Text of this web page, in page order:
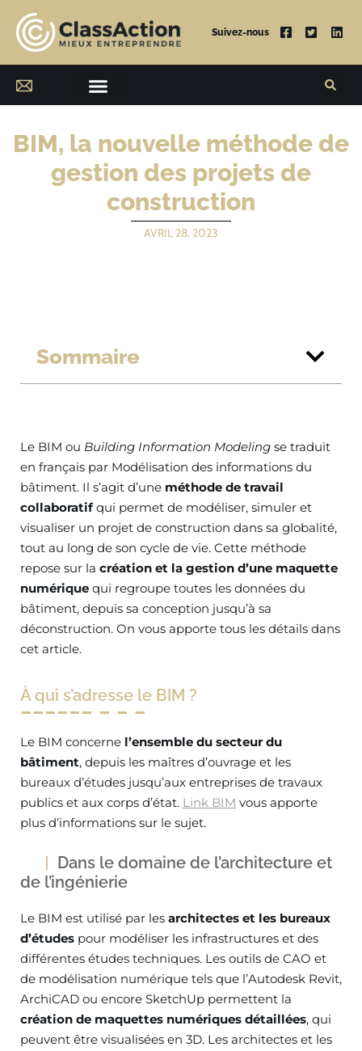
Suivez-nous
BIM, la nouvelle méthode de
gestion des projets de
construction
AVRIL 28, 2023
Sommaire
Le BIM ou Building Information Modeling se traduit
en français par Modélisation des informations du
bâtiment. Il s’agit d’une méthode de travail
collaboratifqui permet de modéliser, simuler et
visualiser un projet de construction dans sa globalité,
tout au long de son cycle de vie. Cette méthode
repose sur la création et la gestion d’une maquette
numérique qui regroupe toutes les données du
bâtiment, depuis sa conception jusqu’à sa
déconstruction. On vous apporte tous les détails dans
cet article.
À qui s’adresse le BIM ?
Le BIM concerne l’ensemble du secteur du
bâtiment, depuis les maîtres d’ouvrage et les
bureaux d’études jusqu’aux entreprises de travaux
publics et aux corps d’état. Link BIM vous apporte
plus d’informations sur le sujet.
Dans le domaine de l’architecture et
de l’ingénierie
Le BIM est utilisé par les architectes et les bureaux
d’études pour modéliser les infrastructures et des
différentes études techniques. Les outils de CAO et
de modélisation numérique tels que l’Autodesk Revit,
ArchiCAD ou encore SketchUp permettent la
création de maquettes numériques détaillées, qui
peuvent être visualisées en 3D. Les architectes et les